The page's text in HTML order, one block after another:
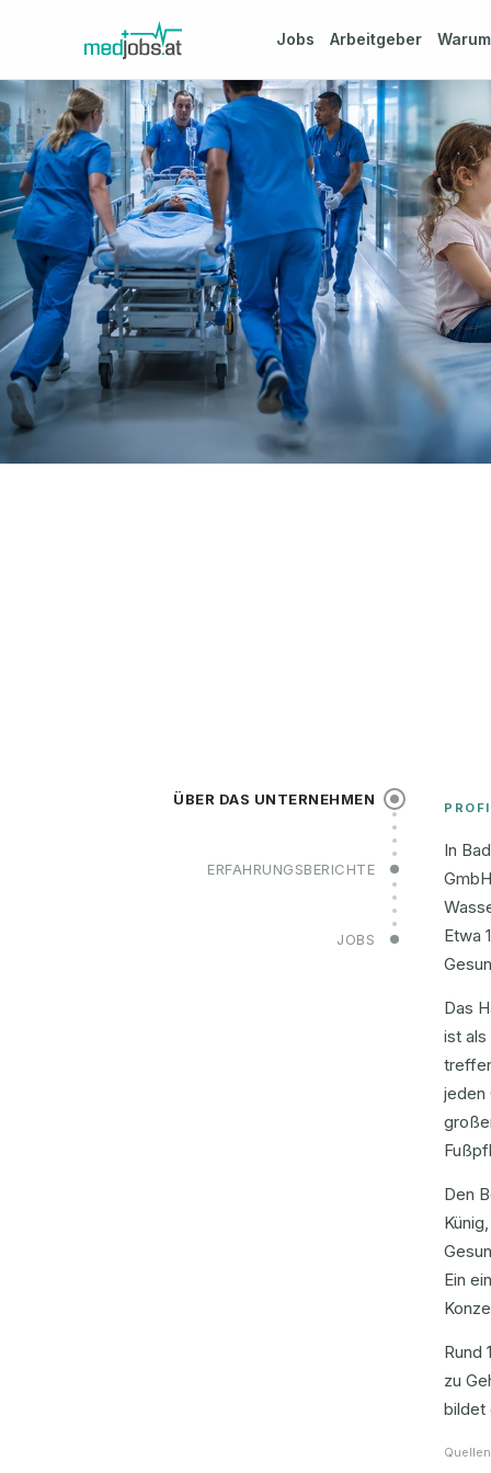
Jobs Arbeitgeber
ÜBER DAS UNTERNEHMEN
ERFAHRUNGSBERICHTE
JOBS
In
Etwa
Das
ist
jeden
Den
Ein
Rund
zu
bildet